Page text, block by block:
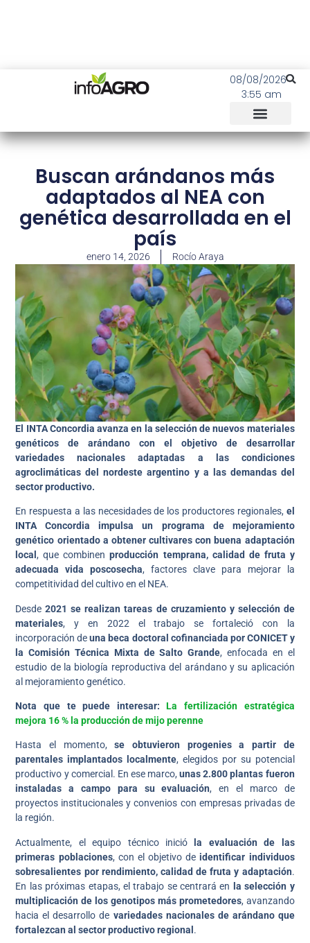
08/08/2026
3:55 am
Buscan arándanos más
adaptados al NEA con
genética desarrollada en el
país
enero 14, 2026 Rocío Araya
El INTA Concordia avanza en la selección de nuevos materiales
genéticos de arándano con el objetivo de desarrollar
variedades nacionales adaptadas a las condiciones
agroclimáticas del nordeste argentino y a las demandas del
sector productivo.
En respuesta a las necesidades de los productores regionales, el
INTA Concordia impulsa un programa de mejoramiento
genético orientado a obtener cultivares con buena adaptación
local, que combinenproducción temprana, calidad de fruta y
adecuada vida poscosecha, factores clave para mejorar la
competitividad del cultivo en el NEA.
Desde2021 se realizan tareas de cruzamiento y selección de
materiales, y en 2022 el trabajo se fortaleció con la
incorporación deuna beca doctoral cofinanciada por CONICET y
la Comisión Técnica Mixta de Salto Grande, enfocada en el
estudio de la biología reproductiva del arándano y su aplicación
al mejoramiento genético.
Nota que te puede interesar: La fertilización estratégica
mejora 16 % la producción de mijo perenne
Hasta el momento,se obtuvieron progenies a partir de
parentales implantados localmente, elegidos por su potencial
productivo y comercial. En ese marco,unas 2.800 plantas fueron
instaladas a campo para su evaluación, en el marco de
proyectos institucionales y convenios con empresas privadas de
la región.
Actualmente, el equipo técnico inició
la evaluación de las
primeras poblaciones, con el objetivo deidentificar individuos
sobresalientes por rendimiento, calidad de fruta y adaptación.
En las próximas etapas, el trabajo se centrará en
la selección y
multiplicación de los genotipos más prometedores, avanzando
hacia el desarrollo de variedades nacionales de arándano que
fortalezcan al sector productivo regional .